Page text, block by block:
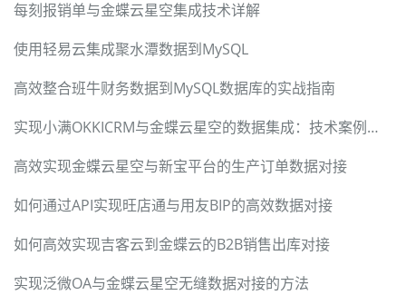
每刻报销单与金蝶云星空集成技术详解
使用轻易云集成聚水潭数据到MySQL
高效整合班牛财务数据到MySQL数据库的实战指南
实现小满OKKICRM与金蝶云星空的数据集成：技术案例分析
高效实现金蝶云星空与新宝平台的生产订单数据对接
如何通过API实现旺店通与用友BIP的高效数据对接
如何高效实现吉客云到金蝶云的B2B销售出库对接
实现泛微OA与金蝶云星空无缝数据对接的方法